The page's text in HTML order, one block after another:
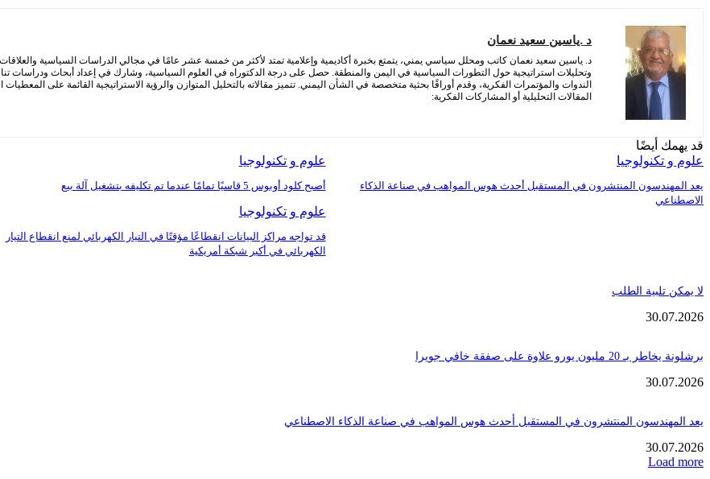
د .ياسين سعيد نعمان
د. ياسين سعيد نعمان كاتب ومحلل سياسي يمني، يتمتع بخبرة أكاديمية وإعلامية تمتد لأكثر من خمسة عشر عامًا في مجالي الدراسات السياسية
وتحليلات استراتيجية حول التطورات السياسية في اليمن والمنطقة. حصل على درجة الدكتوراه في العلوم السياسية، وشارك في إعداد أبحاث ودراسات
الندوات والمؤتمرات الفكرية، وقدم أوراقًا بحثية متخصصة في الشأن اليمني. تتميز مقالاته بالتحليل المتوازن والرؤية الاستراتيجية القائمة على
المقالات التحليلية أو المشاركات الفكرية:
قد يهمك أيضًا
علوم و تكنولوجيا
يعد المهندسون المنتشرون في المستقبل أحدث هوس المواهب في صناعة الذكاء
الاصطناعي
علوم و تكنولوجيا
أصبح كلود أوبوس 5 قاسيًا تمامًا عندما تم تكليفه بتشغيل آلة بيع
علوم و تكنولوجيا
قد تواجه مراكز البيانات انقطاعًا مؤقتًا في التيار الكهربائي لمنع انقطاع التيار
الكهربائي في أكبر شبكة أمريكية
لا يمكن تلبية الطلب
30.07.2026
برشلونة يخاطر بـ 20 مليون يورو علاوة على صفقة خافي جويرا
30.07.2026
يعد المهندسون المنتشرون في المستقبل أحدث هوس المواهب في صناعة الذكاء الاصطناعي
30.07.2026
Load more